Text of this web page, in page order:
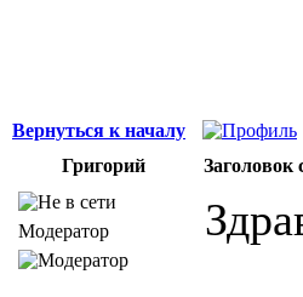
Вернуться к началу
Григорий
Заголовок
Модератор